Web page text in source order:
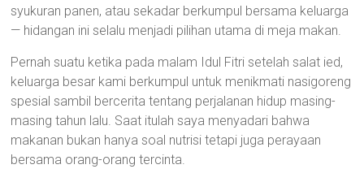
syukuran panen, atau sekadar berkumpul bersama keluarga
— hidangan ini selalu menjadi pilihan utama di meja makan.
Pernah suatu ketika pada malam Idul Fitri setelah salat ied,
keluarga besar kami berkumpul untuk menikmati nasigoreng
spesial sambil bercerita tentang perjalanan hidup masing-
masing tahun lalu. Saat itulah saya menyadari bahwa
makanan bukan hanya soal nutrisi tetapi juga perayaan
bersama orang-orang tercinta.